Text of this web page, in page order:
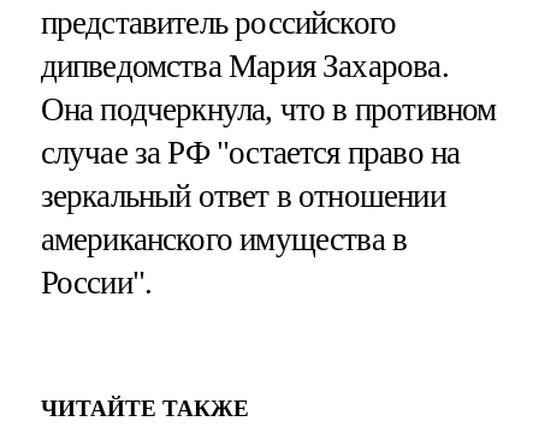
представитель российского
дипведомства Мария Захарова.
Она подчеркнула, что в противном
случае за РФ "остается право на
зеркальный ответ в отношении
американского имущества в
России".
ЧИТАЙТЕ ТАКЖЕ